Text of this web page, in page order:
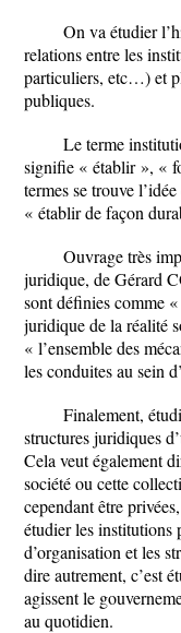
On va étudier
relations entre les
particuliers, etc…) et
publiques.
Le terme
signifie « établir », «
termes se trouve
« établir de façon
Ouvrage très
juridique, de Gérard
sont définies comme
juridique de la réalité
« l’ensemble des
les conduites au sein
Finalement,
structures juridiques
Cela veut également
société ou cette
cependant être
étudier les institutions
d’organisation et les
dire autrement, c’est
agissent le
au quotidien.